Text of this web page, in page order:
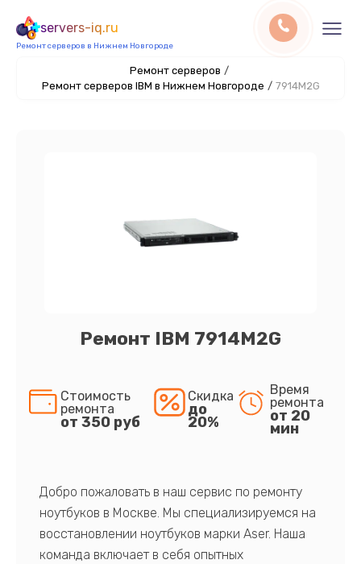
servers-iq.ru
Ремонт серверов в Нижнем Новгороде
Ремонт серверов /
Ремонт серверов IBM в Нижнем Новгороде / 7914M2G
Ремонт IBM 7914M2G
Стоимость
ремонта
от 350 руб
Скидка
до
20%
Время
ремонта
от 20
мин
Добро пожаловать в наш сервис по ремонту
ноутбуков в Москве. Мы специализируемся на
восстановлении ноутбуков марки Aser. Наша
команда включает в себя опытных